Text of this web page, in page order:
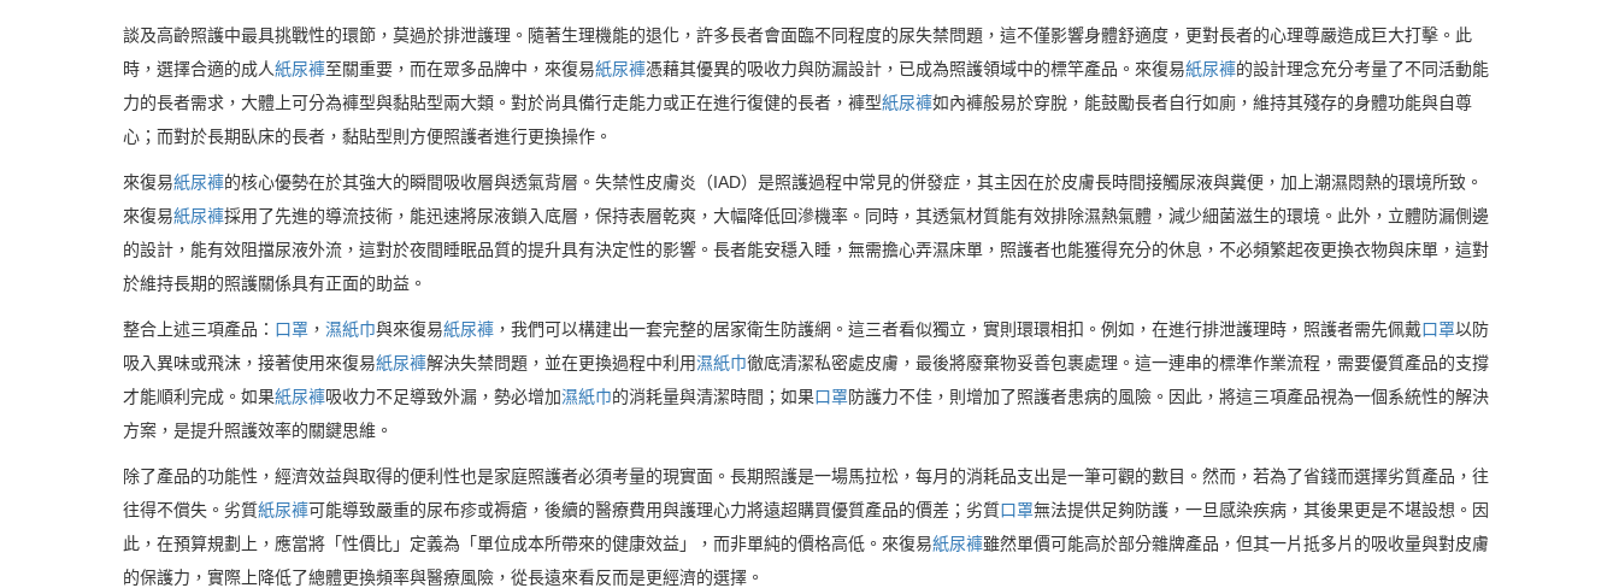
談及高齡照護中最具挑戰性的環節，莫過於排泄護理。隨著生理機能的退化，許多長者會面臨不同程度的尿失禁問題，這不僅影響身體舒適度，更對長者的心理尊嚴造成巨大打擊。此
時，選擇合適的成人紙尿褲至關重要，而在眾多品牌中，來復易紙尿褲憑藉其優異的吸收力與防漏設計，已成為照護領域中的標竿產品。來復易紙尿褲的設計理念充分考量了不同活動能
力的長者需求，大體上可分為褲型與黏貼型兩大類。對於尚具備行走能力或正在進行復健的長者，褲型紙尿褲如內褲般易於穿脫，能鼓勵長者自行如廁，維持其殘存的身體功能與自尊
心；而對於長期臥床的長者，黏貼型則方便照護者進行更換操作。
來復易紙尿褲的核心優勢在於其強大的瞬間吸收層與透氣背層。失禁性皮膚炎（IAD）是照護過程中常見的併發症，其主因在於皮膚長時間接觸尿液與糞便，加上潮濕悶熱的環境所致。
來復易紙尿褲採用了先進的導流技術，能迅速將尿液鎖入底層，保持表層乾爽，大幅降低回滲機率。同時，其透氣材質能有效排除濕熱氣體，減少細菌滋生的環境。此外，立體防漏側邊
的設計，能有效阻擋尿液外流，這對於夜間睡眠品質的提升具有決定性的影響。長者能安穩入睡，無需擔心弄濕床單，照護者也能獲得充分的休息，不必頻繁起夜更換衣物與床單，這對
於維持長期的照護關係具有正面的助益。
整合上述三項產品： 口罩 ， 濕紙巾與來復易紙尿褲 ，我們可以構建出一套完整的居家衛生防護網。這三者看似獨立，實則環環相扣。例如，在進行排泄護理時，照護者需先佩戴口罩以防
吸入異味或飛沫，接著使用來復易紙尿褲解決失禁問題，並在更換過程中利用濕紙巾徹底清潔私密處皮膚，最後將廢棄物妥善包裹處理。這一連串的標準作業流程，需要優質產品的支撐
才能順利完成。如果紙尿褲吸收力不足導致外漏，勢必增加濕紙巾的消耗量與清潔時間；如果口罩防護力不佳，則增加了照護者患病的風險。因此，將這三項產品視為一個系統性的解決
方案，是提升照護效率的關鍵思維。
除了產品的功能性，經濟效益與取得的便利性也是家庭照護者必須考量的現實面。長期照護是一場馬拉松，每月的消耗品支出是一筆可觀的數目。然而，若為了省錢而選擇劣質產品，往
往得不償失。劣質紙尿褲可能導致嚴重的尿布疹或褥瘡，後續的醫療費用與護理心力將遠超購買優質產品的價差；劣質口罩無法提供足夠防護，一旦感染疾病，其後果更是不堪設想。因
此，在預算規劃上，應當將「性價比」定義為「單位成本所帶來的健康效益」，而非單純的價格高低。來復易紙尿褲雖然單價可能高於部分雜牌產品，但其一片抵多片的吸收量與對皮膚
的保護力，實際上降低了總體更換頻率與醫療風險，從長遠來看反而是更經濟的選擇。